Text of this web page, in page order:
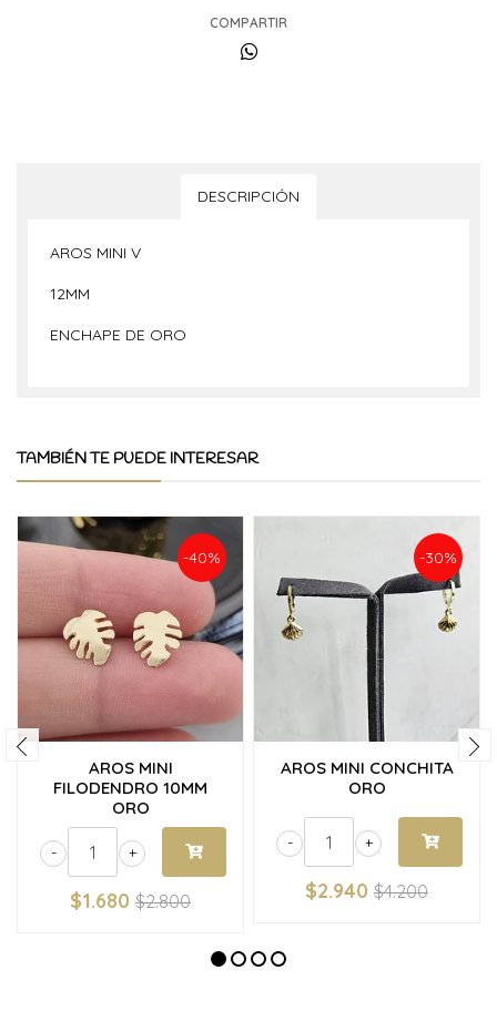
COMPARTIR
DESCRIPCIÓN
AROS MINI V
12MM
ENCHAPE DE ORO
TAMBIÉN TE PUEDE INTERESAR
-40%
AROS MINI
FILODENDRO 10MM
ORO
+
-
$1.680 $2.800
-30%
AROS MINI CONCHITA
ORO
+
-
$2.940 $4.200